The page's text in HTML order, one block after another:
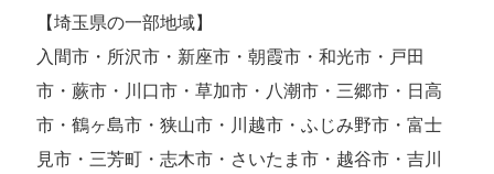
【埼玉県の一部地域】
入間市・所沢市・新座市・朝霞市・和光市・戸田
市・蕨市・川口市・草加市・八潮市・三郷市・日高
市・鶴ヶ島市・狭山市・川越市・ふじみ野市・富士
見市・三芳町・志木市・さいたま市・越谷市・吉川